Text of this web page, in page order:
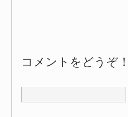
コメントをどうぞ！